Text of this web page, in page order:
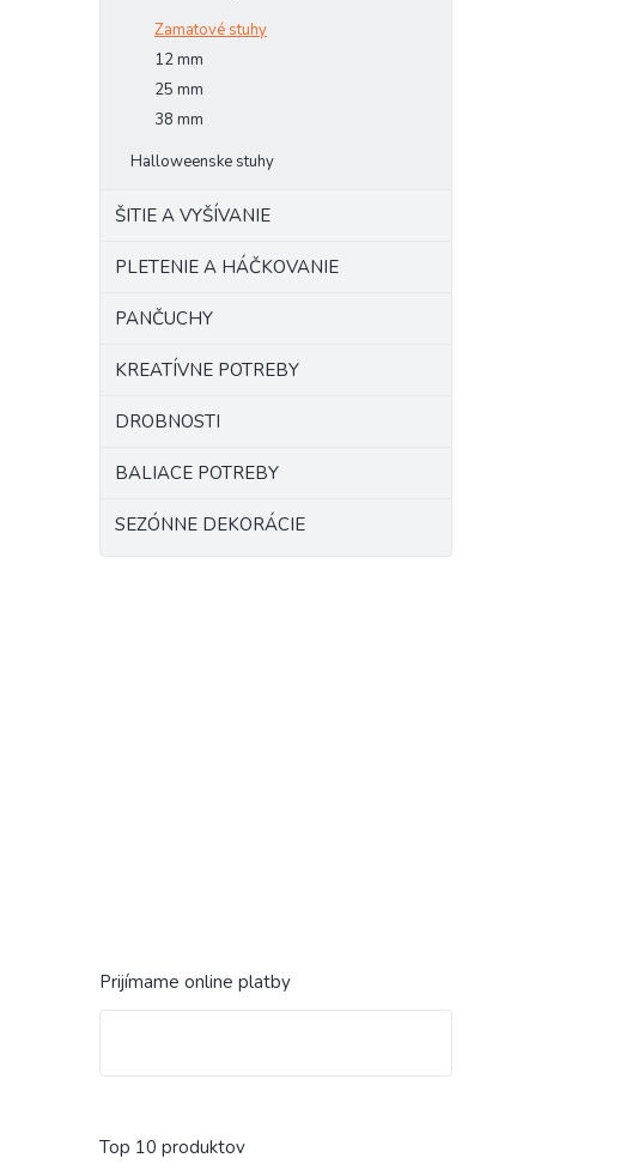
Zamatové stuhy
12 mm
25 mm
38 mm
Halloweenske stuhy
ŠITIE A VYŠÍVANIE
PLETENIE A HÁČKOVANIE
PANČUCHY
KREATÍVNE POTREBY
DROBNOSTI
BALIACE POTREBY
SEZÓNNE DEKORÁCIE
Prijímame online platby
Top 10 produktov